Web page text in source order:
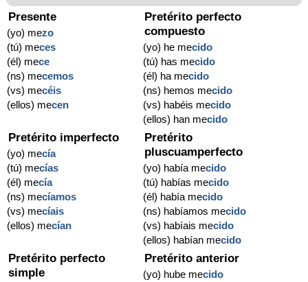
Presente
(yo) mezo
(tú) meces
(él) mece
(ns) mecemos
(vs) mecéis
(ellos) mecen
Pretérito perfecto
compuesto
(yo) he mecido
(tú) has mecido
(él) ha mecido
(ns) hemos mecido
(vs) habéis mecido
(ellos) han mecido
Pretérito imperfecto
(yo) mecía
(tú) mecías
(él) mecía
(ns) mecíamos
(vs) mecíais
(ellos) mecían
Pretérito
pluscuamperfecto
(yo) había mecido
(tú) habías mecido
(él) había mecido
(ns) habíamos mecido
(vs) habíais mecido
(ellos) habían mecido
Pretérito perfecto
simple
Pretérito anterior
(yo) hube mecido